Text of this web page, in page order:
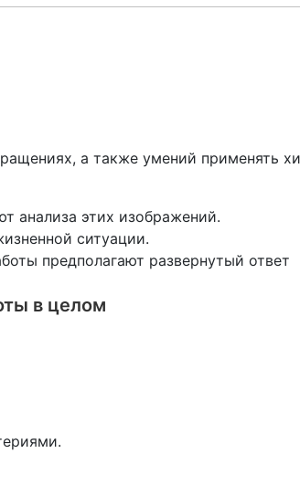
а также умений применять
анализа этих изображений.
ситуации.
предполагают развернутый ответ
в целом